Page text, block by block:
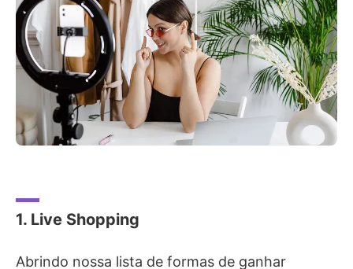
1. Live Shopping
Abrindo nossa lista de formas de ganhar